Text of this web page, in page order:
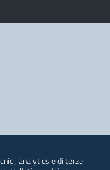
analytics e di terze